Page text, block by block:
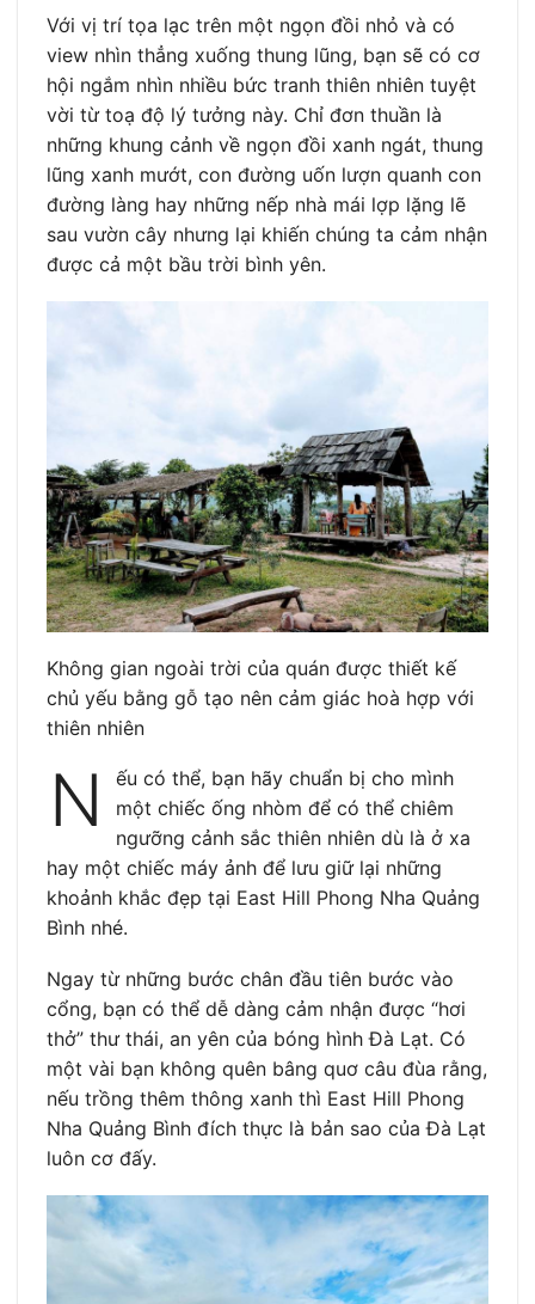
Với vị trí tọa lạc trên một ngọn đồi nhỏ và có
view nhìn thẳng xuống thung lũng, bạn sẽ có cơ
hội ngắm nhìn nhiều bức tranh thiên nhiên tuyệt
vời từ toạ độ lý tưởng này. Chỉ đơn thuần là
những khung cảnh về ngọn đồi xanh ngát, thung
lũng xanh mướt, con đường uốn lượn quanh con
đường làng hay những nếp nhà mái lợp lặng lẽ
sau vườn cây nhưng lại khiến chúng ta cảm nhận
được cả một bầu trời bình yên.
Không gian ngoài trời của quán được thiết kế
chủ yếu bằng gỗ tạo nên cảm giác hoà hợp với
thiên nhiên
N
ếu có thể, bạn hãy chuẩn bị cho mình
một chiếc ống nhòm để có thể chiêm
ngưỡng cảnh sắc thiên nhiên dù là ở xa
hay một chiếc máy ảnh để lưu giữ lại những
khoảnh khắc đẹp tại East Hill Phong Nha Quảng
Bình nhé.
Ngay từ những bước chân đầu tiên bước vào
cổng, bạn có thể dễ dàng cảm nhận được “hơi
thở” thư thái, an yên của bóng hình Đà Lạt. Có
một vài bạn không quên bâng quơ câu đùa rằng,
nếu trồng thêm thông xanh thì East Hill Phong
Nha Quảng Bình đích thực là bản sao của Đà Lạt
luôn cơ đấy.